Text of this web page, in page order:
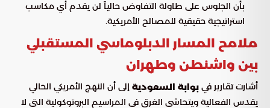
بأن الجلوس على طاولة التفاوض حالياً لن يقدم أي مكاسب
استراتيجية حقيقية للمصالح الأمريكية.
ملامح المسار الدبلوماسي المستقبلي
بين واشنطن وطهران
أشارت تقارير في بوابة السعودية إلى أن النهج الأمريكي الحالي
يقدس الفعالية ويتحاشى الغرق في المراسيم البروتوكولية التي لا